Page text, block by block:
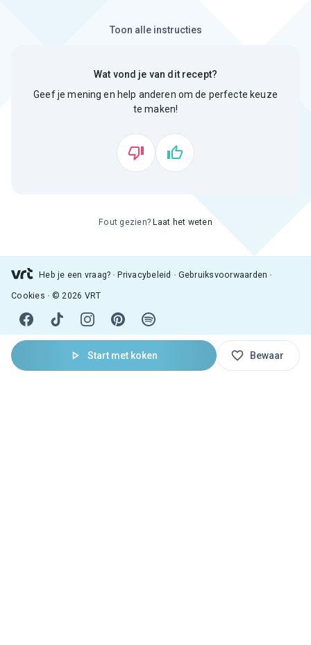
Start met koken Bewaar
Toon alle instructies
Wat vond je van dit recept?
Geef je mening en help anderen om de perfecte keuze
te maken!
Fout gezien? Laat het weten
Heb je een vraag? Privacybeleid Gebruiksvoorwaarden
Cookies © 2026 VRT